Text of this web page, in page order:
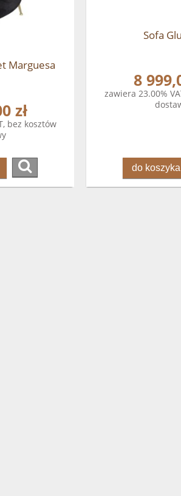
Marguesa
zł
bez kosztów
Sofa
8
zawiera 23.00%
do koszyka